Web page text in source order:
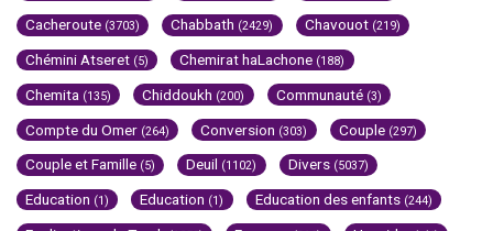
Cacheroute (3703) Chabbath (2429) Chavouot (219)
Chémini Atseret (5) Chemirat haLachone (188)
Chemita (135) Chiddoukh (200) Communauté (3)
Compte du Omer (264) Conversion (303) Couple (297)
Couple et Famille (5) Deuil (1102) Divers (5037)
Education (1) Education (1) Education des enfants (244)